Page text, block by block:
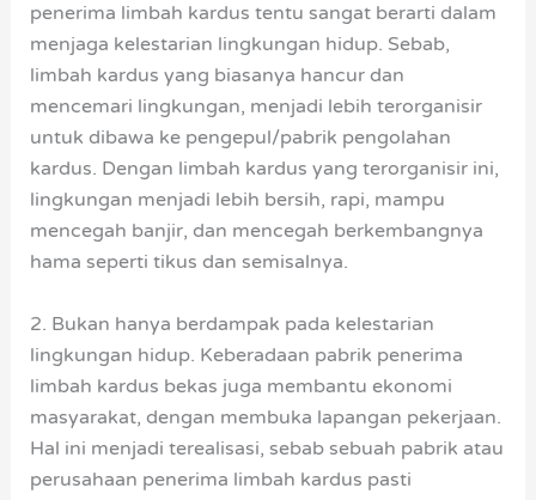
penerima limbah kardus tentu sangat berarti dalam
menjaga kelestarian lingkungan hidup. Sebab,
limbah kardus yang biasanya hancur dan
mencemari lingkungan, menjadi lebih terorganisir
untuk dibawa ke pengepul/pabrik pengolahan
kardus. Dengan limbah kardus yang terorganisir ini,
lingkungan menjadi lebih bersih, rapi, mampu
mencegah banjir, dan mencegah berkembangnya
hama seperti tikus dan semisalnya.
2. Bukan hanya berdampak pada kelestarian
lingkungan hidup. Keberadaan pabrik penerima
limbah kardus bekas juga membantu ekonomi
masyarakat, dengan membuka lapangan pekerjaan.
Hal ini menjadi terealisasi, sebab sebuah pabrik atau
perusahaan penerima limbah kardus pasti